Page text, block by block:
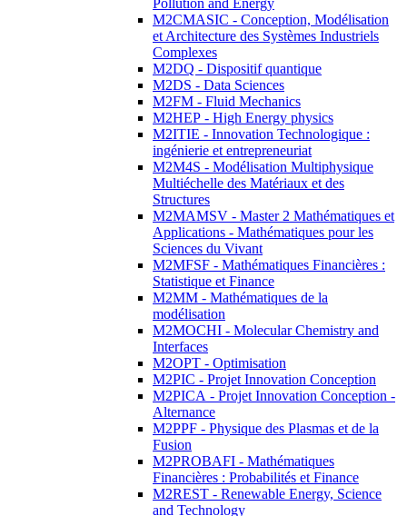
Pollution and Energy
M2CMASIC - Conception, Modélisation
et Architecture des Systèmes Industriels
Complexes
M2DQ - Dispositif quantique
M2DS - Data Sciences
M2FM - Fluid Mechanics
M2HEP - High Energy physics
M2ITIE - Innovation Technologique :
ingénierie et entrepreneuriat
M2M4S - Modélisation Multiphysique
Multiéchelle des Matériaux et des
Structures
M2MAMSV - Master 2 Mathématiques et
Applications - Mathématiques pour les
Sciences du Vivant
M2MFSF - Mathématiques Financières :
Statistique et Finance
M2MM - Mathématiques de la
modélisation
M2MOCHI - Molecular Chemistry and
Interfaces
M2OPT - Optimisation
M2PIC - Projet Innovation Conception
M2PICA - Projet Innovation Conception -
Alternance
M2PPF - Physique des Plasmas et de la
Fusion
M2PROBAFI - Mathématiques
Financières : Probabilités et Finance
M2REST - Renewable Energy, Science
and Technology